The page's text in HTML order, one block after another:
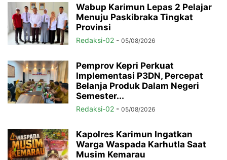
Wabup Karimun Lepas 2 Pelajar
Menuju Paskibraka Tingkat
Provinsi
Redaksi-02 - 05/08/2026
Pemprov Kepri Perkuat
Implementasi P3DN, Percepat
Belanja Produk Dalam Negeri
Semester...
Redaksi-02 - 05/08/2026
Kapolres Karimun Ingatkan
Warga Waspada Karhutla Saat
Musim Kemarau